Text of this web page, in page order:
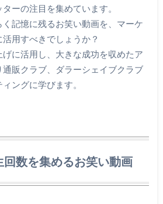
ーの注目を集めています。
記憶に残るお笑い動画を、マーケ
用すべきでしょうか？
に活用し、大きな成功を収めたア
通販クラブ、ダラーシェイブクラブ
ングに学びます。
数を集めるお笑い動画